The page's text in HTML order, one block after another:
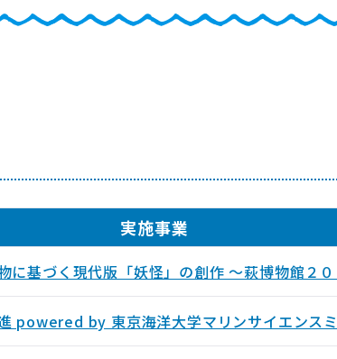
実施事業
に基づく現代版「妖怪」の創作 ～萩博物館２
powered by 東京海洋大学マリンサイエンスミ